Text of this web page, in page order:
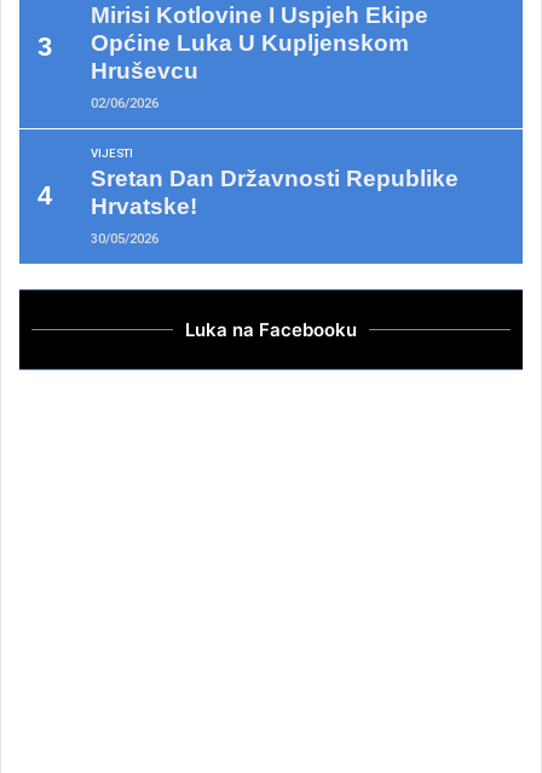
Mirisi Kotlovine I Uspjeh Ekipe
Općine Luka U Kupljenskom
Hruševcu
02/06/2026
VIJESTI
Sretan Dan Državnosti Republike
Hrvatske!
30/05/2026
Luka na Facebooku